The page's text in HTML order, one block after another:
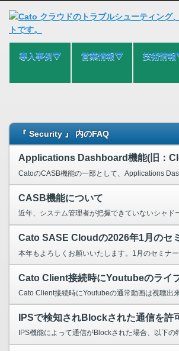
導入事例⛛ 営業情報⛛ 技術情
『 Security 』 内のFAQ
CASB機能について
IPSで検知されBlockされた通信を許